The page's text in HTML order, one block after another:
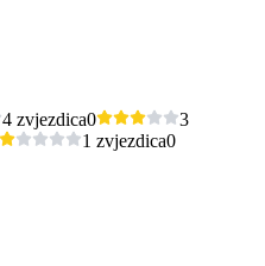
4 zvjezdica0
3
1 zvjezdica0